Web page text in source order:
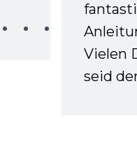
Vielen
seid